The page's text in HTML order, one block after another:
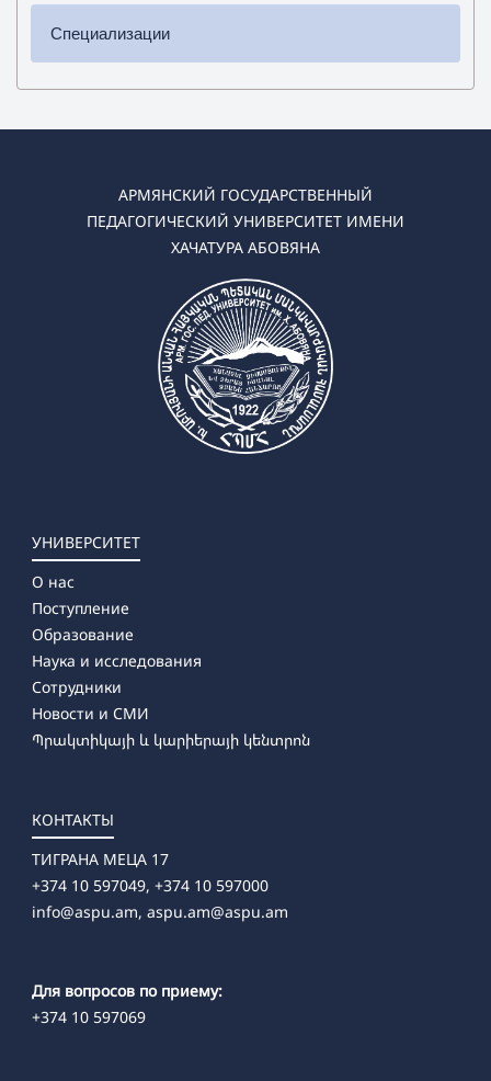
Специализации
✔ Бакалавриат
➜ Биология-Химия
➜ География-Естествознание
➜ Науки об окружающей среде
➜ Науки об окружающей среде
➜ Ландшафтное планирование
АРМЯНСКИЙ ГОСУДАРСТВЕННЫЙ
ПЕДАГОГИЧЕСКИЙ УНИВЕРСИТЕТ ИМЕНИ
ХАЧАТУРА АБОВЯНА
УНИВЕРСИТЕТ
О нас
Поступление
Образование
Наука и исследования
Сотрудники
Новости и СМИ
Պրակտիկայի և կարիերայի կենտրոն
КОНТАКТЫ
ТИГРАНА МЕЦА 17
+374 10 597049, +374 10 597000
info@aspu.am, aspu.am@aspu.am
Для вопросов по приему:
+374 10 597069